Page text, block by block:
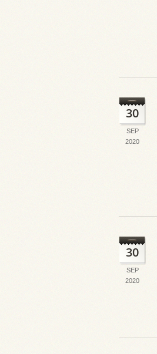
30
SEP
2020
30
SEP
2020